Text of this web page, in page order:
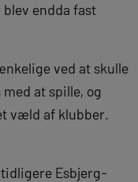
endda fast
ved at skulle
at spille, og
væld af klubber.
Esbjerg-